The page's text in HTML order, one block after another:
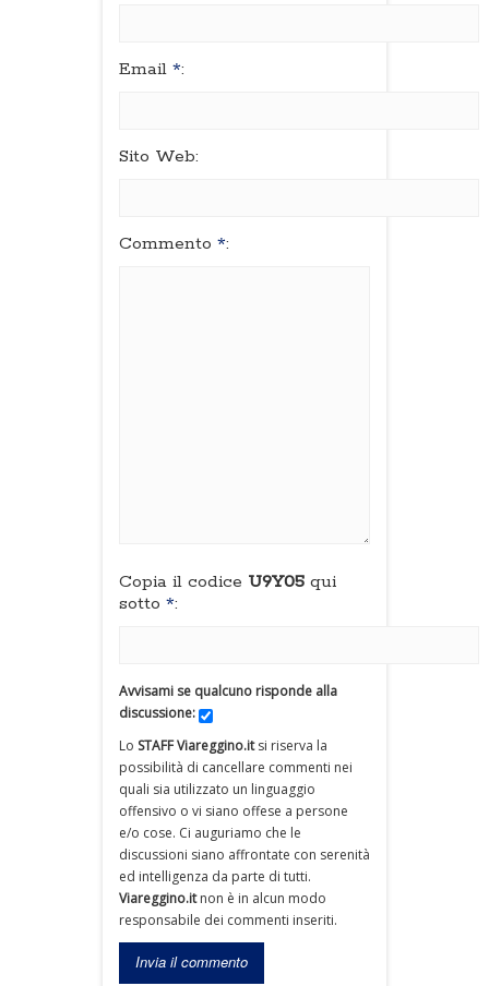
Email *:
Sito Web:
Commento *:
Copia il codice U9Y05 qui
sotto *:
Avvisami se qualcuno risponde alla
discussione:
Lo STAFF Viareggino.itsi riserva la
possibilità di cancellare commenti nei
quali sia utilizzato un linguaggio
offensivo o vi siano offese a persone
e/o cose. Ci auguriamo che le
discussioni siano affrontate con serenità
ed intelligenza da parte di tutti.
Viareggino.itnon è in alcun modo
responsabile dei commenti inseriti.